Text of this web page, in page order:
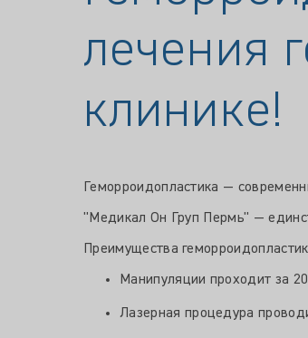
лечения
клинике!
Геморроидопластика —
"Медикал Он Груп Пермь" —
Преимущества
Манипуляции проходит за
Лазерная процедура